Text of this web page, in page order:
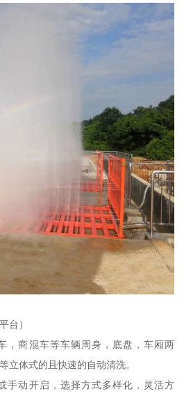
台）
，商混车等车辆周身，底盘，车厢两
立体式的且快速的自动清洗。
手动开启，选择方式多样化，灵活方